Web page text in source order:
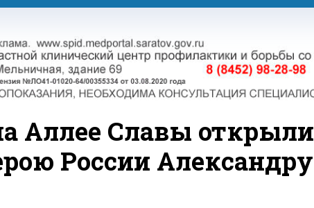
Аллее Славы открыли
России Александру